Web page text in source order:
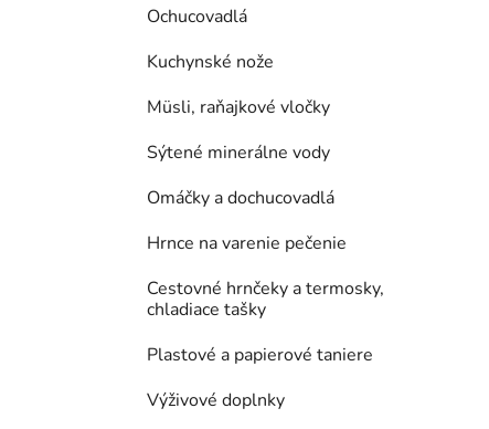
Ochucovadlá
Kuchynské nože
Müsli, raňajkové vločky
Sýtené minerálne vody
Omáčky a dochucovadlá
Hrnce na varenie pečenie
Cestovné hrnčeky a termosky,
chladiace tašky
Plastové a papierové taniere
Výživové doplnky